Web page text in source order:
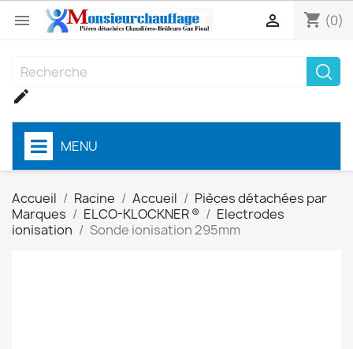
 shopping_cart (0)


MENU
Accueil Racine Accueil
Pièces détachées par
Marques
ELCO-KLOCKNER ®
Electrodes
ionisation
Sonde ionisation 295mm